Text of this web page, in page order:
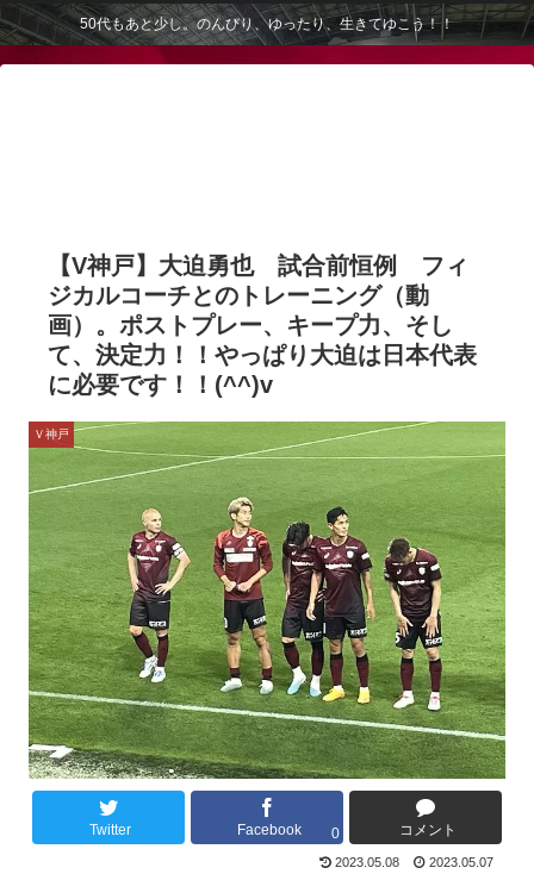
50代もあと少し。のんびり、ゆったり、生きてゆこう！！
【V神戸】大迫勇也 試合前恒例 フィ
ジカルコーチとのトレーニング（動
画）。ポストプレー、キープ力、そし
て、決定力！！やっぱり大迫は日本代表
に必要です！！(^^)v
Ｖ神戸
Twitter Facebook 0 コメント
2023.05.08 2023.05.07